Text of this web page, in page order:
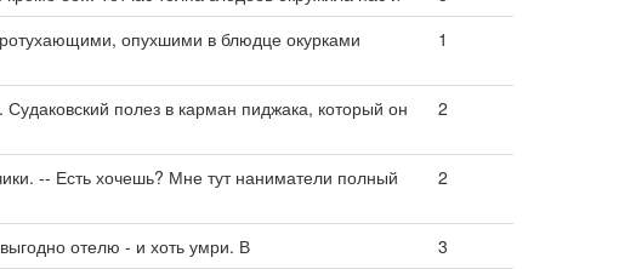
опухшими в блюдце окурками
1
полез в карман пиджака, который он
2
-- Есть хочешь? Мне тут наниматели полный
2
отелю - и хоть умри. В
3